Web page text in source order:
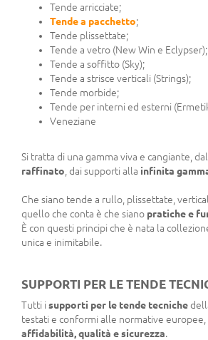
Tende arricciate;
Tende a pacchetto;
Tende plissettate;
Tende a vetro (New Win e Eclypser);
Tende a soffitto (Sky);
Tende a strisce verticali (Strings);
Tende morbide;
Tende per interni ed esterni
Veneziane
Si tratta di una gamma viva e cangiante, dal
raffinato , dai supporti alla infinita
Che siano tende a rullo, plissettate,
quello che conta è che siano pratiche e
È con questi principi che è nata la
unica e inimitabile.
SUPPORTI PER LE TENDE
Tutti isupporti per le tende tecniche
testati e conformi alle normative
affidabilità, qualità e sicurezza.